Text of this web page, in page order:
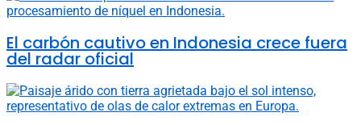
El carbón cautivo en Indonesia crece fuera
del radar oficial